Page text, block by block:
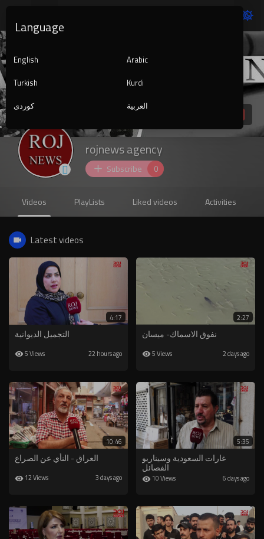
rojnews agency
Subscribe 0
Videos PlayLists Liked videos Activities
Latest videos
4:17
التجميل الديوانية
5 Views 22 hours ago
2:27
نفوق الاسماك- ميسان
5 Views 2 days ago
10:46
العراق - النأي عن الصراع
12 Views 3 days ago
5:35
غارات السعودية وسيناريو
الفصائل
10 Views 6 days ago
Language
English
Arabic
Turkish
Kurdi
کوردی
العربية